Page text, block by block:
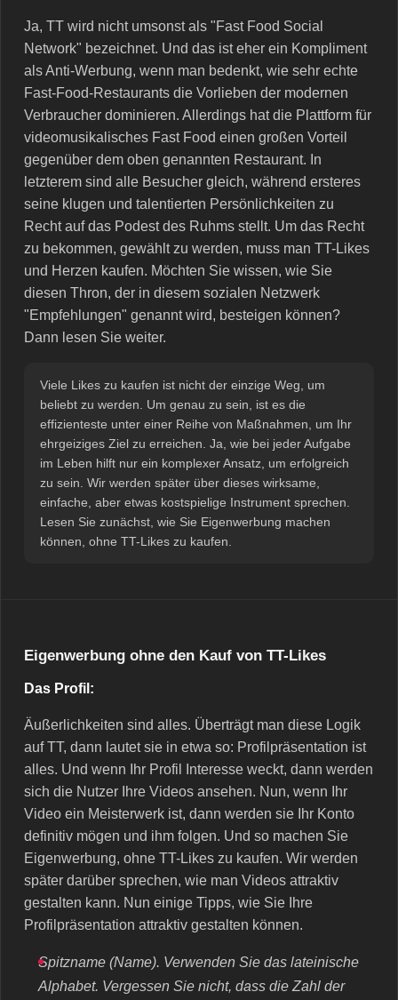
Ja, TT wird nicht umsonst als "Fast Food Social
Network" bezeichnet. Und das ist eher ein Kompliment
als Anti-Werbung, wenn man bedenkt, wie sehr echte
Fast-Food-Restaurants die Vorlieben der modernen
Verbraucher dominieren. Allerdings hat die Plattform für
videomusikalisches Fast Food einen großen Vorteil
gegenüber dem oben genannten Restaurant. In
letzterem sind alle Besucher gleich, während ersteres
seine klugen und talentierten Persönlichkeiten zu
Recht auf das Podest des Ruhms stellt. Um das Recht
zu bekommen, gewählt zu werden, muss man TT-Likes
und Herzen kaufen. Möchten Sie wissen, wie Sie
diesen Thron, der in diesem sozialen Netzwerk
"Empfehlungen" genannt wird, besteigen können?
Dann lesen Sie weiter.
Viele Likes zu kaufen ist nicht der einzige Weg, um
beliebt zu werden. Um genau zu sein, ist es die
effizienteste unter einer Reihe von Maßnahmen, um Ihr
ehrgeiziges Ziel zu erreichen. Ja, wie bei jeder Aufgabe
im Leben hilft nur ein komplexer Ansatz, um erfolgreich
zu sein. Wir werden später über dieses wirksame,
einfache, aber etwas kostspielige Instrument sprechen.
Lesen Sie zunächst, wie Sie Eigenwerbung machen
können, ohne TT-Likes zu kaufen.
Eigenwerbung ohne den Kauf von TT-Likes
Das Profil:
Äußerlichkeiten sind alles. Überträgt man diese Logik
auf TT, dann lautet sie in etwa so: Profilpräsentation ist
alles. Und wenn Ihr Profil Interesse weckt, dann werden
sich die Nutzer Ihre Videos ansehen. Nun, wenn Ihr
Video ein Meisterwerk ist, dann werden sie Ihr Konto
definitiv mögen und ihm folgen. Und so machen Sie
Eigenwerbung, ohne TT-Likes zu kaufen. Wir werden
später darüber sprechen, wie man Videos attraktiv
gestalten kann. Nun einige Tipps, wie Sie Ihre
Profilpräsentation attraktiv gestalten können.
Spitzname (Name). Verwenden Sie das lateinische
Alphabet. Vergessen Sie nicht, dass die Zahl der